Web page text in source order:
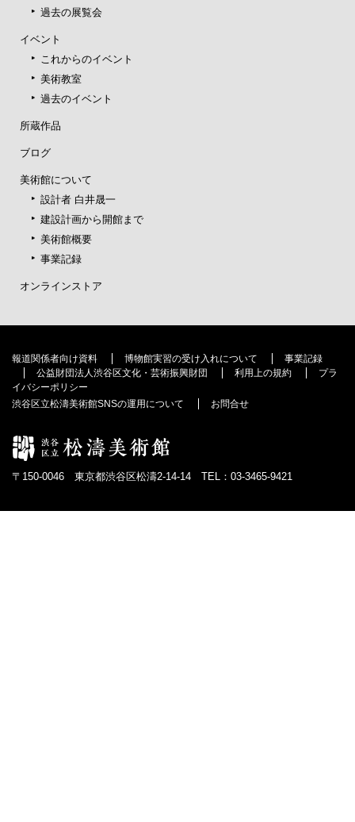
過去の展覧会
イベント
これからのイベント
美術教室
過去のイベント
所蔵作品
ブログ
美術館について
設計者 白井晟一
建設計画から開館まで
美術館概要
事業記録
オンラインストア
報道関係者向け資料 博物館実習の受け入れについて
事業記録
公益財団法人渋谷区文化・芸術振興財団
利用上の規約
プラ
イバシーポリシー
渋谷区立松濤美術館SNSの運用について
お問合せ
〒150-0046 東京都渋谷区松濤2-14-14 TEL：03-3465-9421